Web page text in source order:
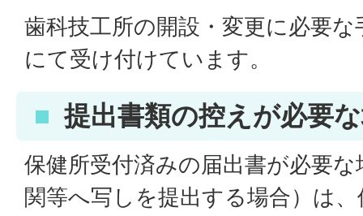
歯科技工所の開設・変更に必要
にて受け付けています。
提出書類の控えが必要
保健所受付済みの届出書が必要
関等へ写しを提出する場合）は